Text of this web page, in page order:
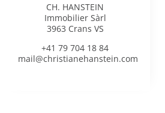
CH. HANSTEIN
Immobilier Sàrl
3963 Crans VS
+41 79 704 18 84
mail@christianehanstein.com